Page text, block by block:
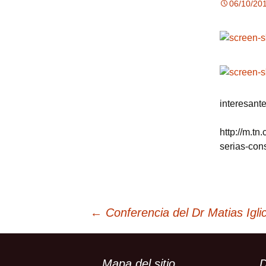
06/10/
http://
serias-
← Conferencia del Dr Matias